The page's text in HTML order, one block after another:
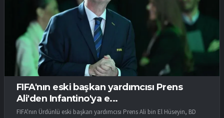
FIFA'nın eski başkan yardımcısı Prens
Ali'den Infantino'ya e...
FIFA'nın Ürdünlü eski başkan yardımcısı Prens Ali bin El Hüseyin, BD